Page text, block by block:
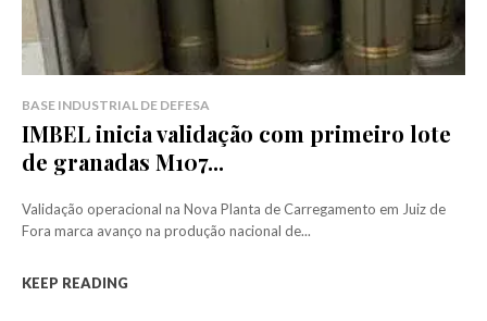
BASE INDUSTRIAL DE DEFESA
IMBEL inicia validação com primeiro lote
de granadas M107...
Validação operacional na Nova Planta de Carregamento em Juiz de
Fora marca avanço na produção nacional de...
KEEP READING